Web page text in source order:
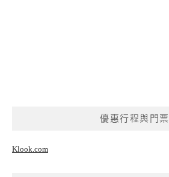
優惠行程與門票
Klook.com